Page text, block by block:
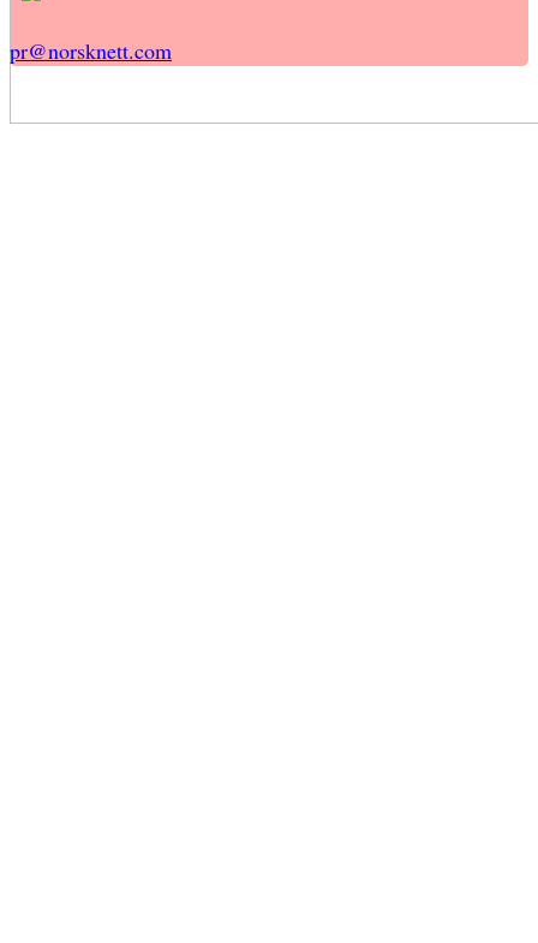
pr@norsknett.com